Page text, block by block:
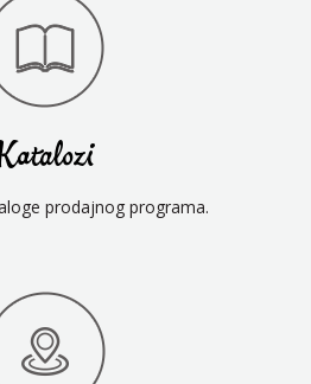
prodajnog programa.